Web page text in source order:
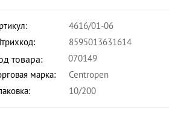
4616/01-06
8595013631614
товара:
070149
марка:
Centropen
10/200